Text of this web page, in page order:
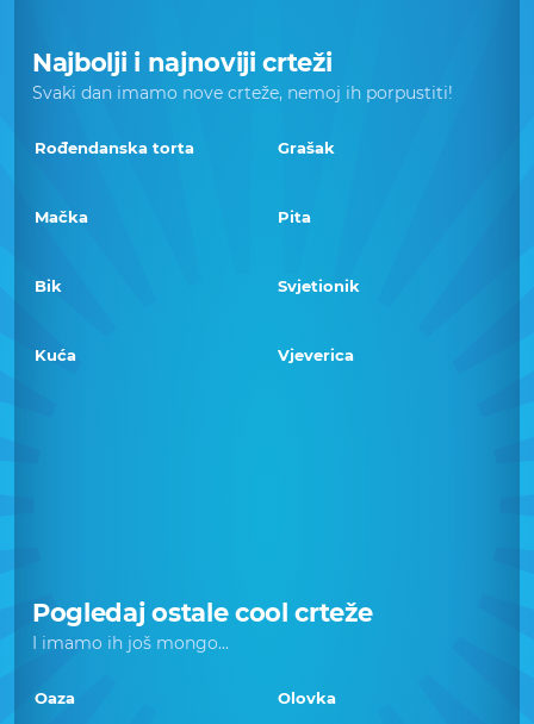
Najbolji i najnoviji crteži
Svaki dan imamo nove crteže, nemoj ih porpustiti!
Rođendanska torta Grašak
Mačka Pita
Bik Svjetionik
Kuća Vjeverica
Pogledaj ostale cool crteže
I imamo ih još mongo...
Oaza Olovka